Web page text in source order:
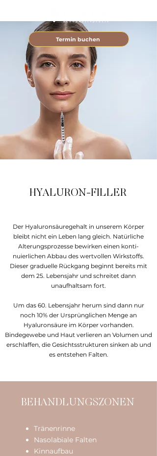
Termin buchen
HYALURON-FILLER
Der Hyaluronsäuregehalt in unserem Körper
bleibt nicht ein Leben lang gleich. Natürliche
Alterungsprozesse bewirken einen konti-
nuierlichen Abbau des wertvollen Wirkstoffs.
Dieser graduelle Rückgang beginnt bereits mit
dem 25. Lebensjahr und schreitet dann
unaufhaltsam fort.
Um das 60. Lebensjahr herum sind dann nur
noch 10% der Ursprünglichen Menge an
Hyaluronsäure im Körper vorhanden.
Bindegewebe und Haut verlieren an Volumen und
erschlaffen, die Gesichtsstrukturen sinken ab und
es entstehen Falten.
BEHANDLUNGSZONEN
Tränenrinne
Nasolabiale Falten
Kinnaufbau